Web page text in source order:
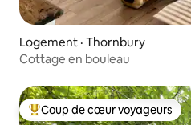
Logement · Thornbury
Cottage en bouleau
Coup de cœur voyageurs
Coup de cœur voyageurs